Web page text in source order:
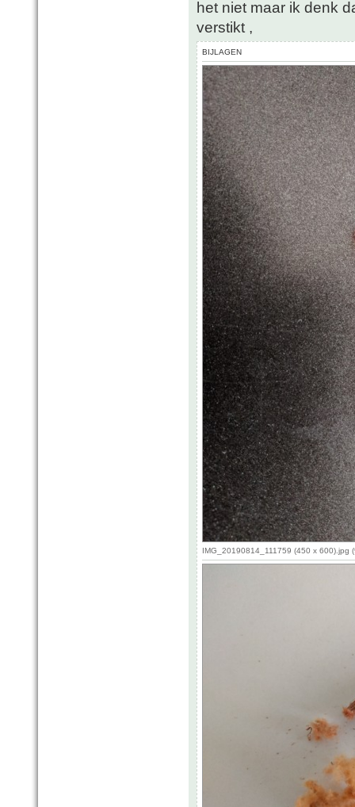
het niet maar ik denk
verstikt ,
BIJLAGEN
IMG_20190814_111759 (450 x 600).jpg